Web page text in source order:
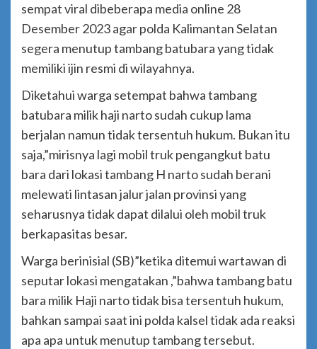
sempat viral dibeberapa media online 28
Desember 2023 agar polda Kalimantan Selatan
segera menutup tambang batubara yang tidak
memiliki ijin resmi di wilayahnya.
Diketahui warga setempat bahwa tambang
batubara milik haji narto sudah cukup lama
berjalan namun tidak tersentuh hukum. Bukan itu
saja,”mirisnya lagi mobil truk pengangkut batu
bara dari lokasi tambang H narto sudah berani
melewati lintasan jalur jalan provinsi yang
seharusnya tidak dapat dilalui oleh mobil truk
berkapasitas besar.
Warga berinisial (SB)”ketika ditemui wartawan di
seputar lokasi mengatakan ,”bahwa tambang batu
bara milik Haji narto tidak bisa tersentuh hukum,
bahkan sampai saat ini polda kalsel tidak ada reaksi
apa apa untuk menutup tambang tersebut.